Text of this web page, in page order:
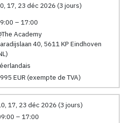
17, 23 déc 2026 (3 jours)
– 17:00
Academy
40, 5611 KP Eindhoven
EUR (exempte de TVA)
17, 23 déc 2026 (3 jours)
– 17:00